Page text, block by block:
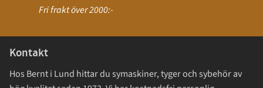
Fri frakt över 2000:-
Kontakt
Hos Bernt i Lund hittar du symaskiner, tyger och sybehör av